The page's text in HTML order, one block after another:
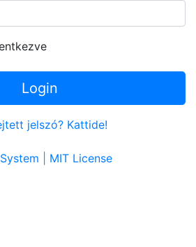
Login
jelszó? Kattide!
MIT License